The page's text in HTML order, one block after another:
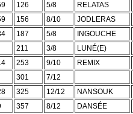
126 5/8 RELATAS
156 8/10 JODLERAS
187 5/8 INGOUCHE
211 3/8 LUNÉ(E)
253 9/10 REMIX
301 7/12
325 12/12 NANSOUK
357 8/12 DANSÉE